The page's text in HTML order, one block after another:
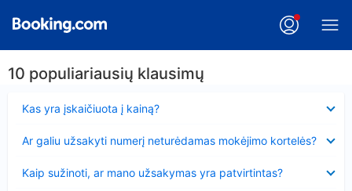
10 populiariausių klausimų
Kas yra įskaičiuota į kainą?
Ar galiu užsakyti numerį neturėdamas mokėjimo kortelės?
Kaip sužinoti, ar mano užsakymas yra patvirtintas?